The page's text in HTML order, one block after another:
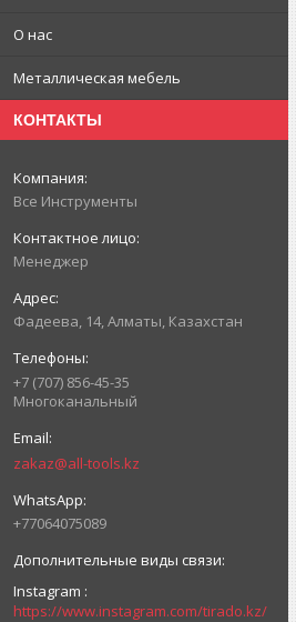
О нас
Металлическая мебель
КОНТАКТЫ
Все Инструменты
Менеджер
Фадеева, 14, Алматы, Казахстан
+7 (707) 856-45-35
Многоканальный
zakaz@all-tools.kz
+77064075089
Instagram
https://www.instagram.com/tirado.kz/